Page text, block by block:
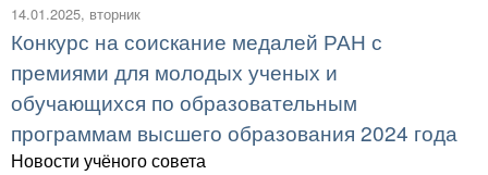
14.01.2025, вторник
Конкурс на соискание медалей РАН с
премиями для молодых ученых и
обучающихся по образовательным
программам высшего образования 2024 года
Новости учёного совета